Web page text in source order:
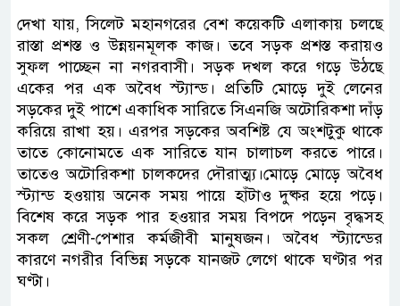
দেখা যায়, সিলেট মহানগরের বেশ কয়েকটি এলাকায় চলছে
রাস্তা প্রশস্ত ও উন্নয়নমূলক কাজ। তবে সড়ক প্রশস্ত করায়ও
সুফল পাচ্ছেন না নগরবাসী। সড়ক দখল করে গড়ে উঠছে
একের পর এক অবৈধ স্ট্যান্ড। প্রতিটি মোড়ে দুই লেনের
সড়কের দুই পাশে একাধিক সারিতে সিএনজি অটোরিকশা দাঁড়
করিয়ে রাখা হয়। এরপর সড়কের অবশিষ্ট যে অংশটুকু থাকে
তাতে কোনোমতে এক সারিতে যান চালাচল করতে পারে।
তাতেও অটোরিকশা চালকদের দৌরাত্ম্য।মোড়ে মোড়ে অবৈধ
স্ট্যান্ড হওয়ায় অনেক সময় পায়ে হাঁটাও দুষ্কর হয়ে পড়ে।
বিশেষ করে সড়ক পার হওয়ার সময় বিপদে পড়েন বৃদ্ধসহ
সকল শ্রেণী-পেশার কর্মজীবী মানুষজন। অবৈধ স্ট্যান্ডের
কারণে নগরীর বিভিন্ন সড়কে যানজট লেগে থাকে ঘণ্টার পর
ঘণ্টা।